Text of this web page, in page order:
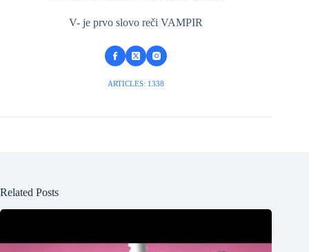
V- je prvo slovo reči VAMPIR
ARTICLES: 1338
Related Posts